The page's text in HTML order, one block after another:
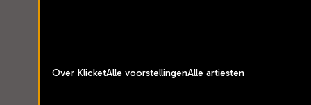
Over KlicketAlle voorstellingenAlle artiesten